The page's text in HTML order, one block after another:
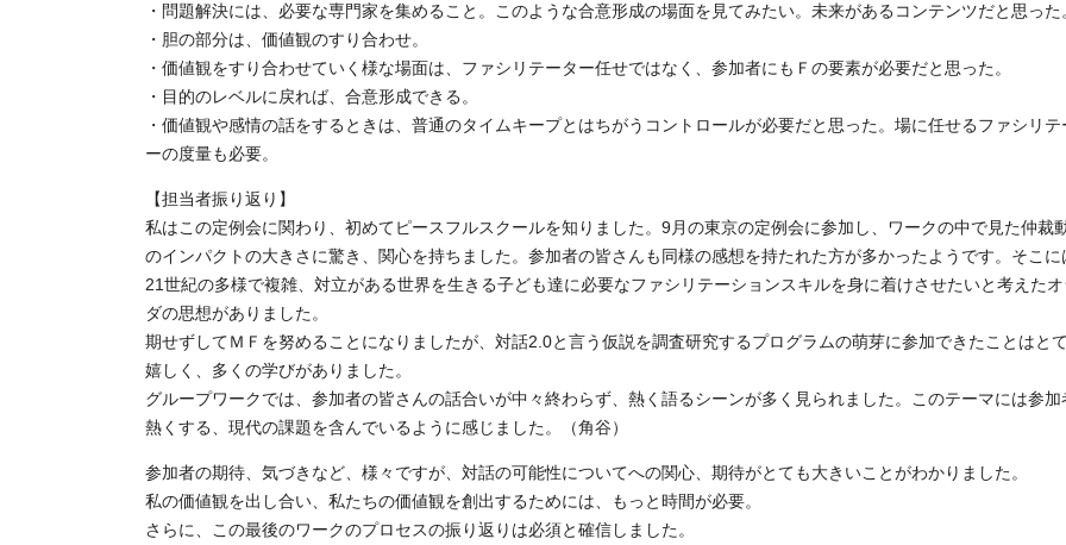
・問題解決には、必要な専門家を集めること。このような合意形成の場面を見てみたい。未来があるコンテンツだと思った
・胆の部分は、価値観のすり合わせ。
・価値観をすり合わせていく様な場面は、ファシリテーター任せではなく、参加者にもＦの要素が必要だと思った。
・目的のレベルに戻れば、合意形成できる。
・価値観や感情の話をするときは、普通のタイムキープとはちがうコントロールが必要だと思った。場に任せるファシリテ
ーの度量も必要。
【担当者振り返り】
私はこの定例会に関わり、初めてピースフルスクールを知りました。9月の東京の定例会に参加し、ワークの中で見た仲裁
のインパクトの大きさに驚き、関心を持ちました。参加者の皆さんも同様の感想を持たれた方が多かったようです。そこに
21世紀の多様で複雑、対立がある世界を生きる子ども達に必要なファシリテーションスキルを身に着けさせたいと考えたオ
ダの思想がありました。
期せずしてＭＦを努めることになりましたが、対話2.0と言う仮説を調査研究するプログラムの萌芽に参加できたことはと
嬉しく、多くの学びがありました。
グループワークでは、参加者の皆さんの話合いが中々終わらず、熱く語るシーンが多く見られました。このテーマには参加
熱くする、現代の課題を含んでいるように感じました。（角谷）
参加者の期待、気づきなど、様々ですが、対話の可能性についてへの関心、期待がとても大きいことがわかりました。
私の価値観を出し合い、私たちの価値観を創出するためには、もっと時間が必要。
さらに、この最後のワークのプロセスの振り返りは必須と確信しました。